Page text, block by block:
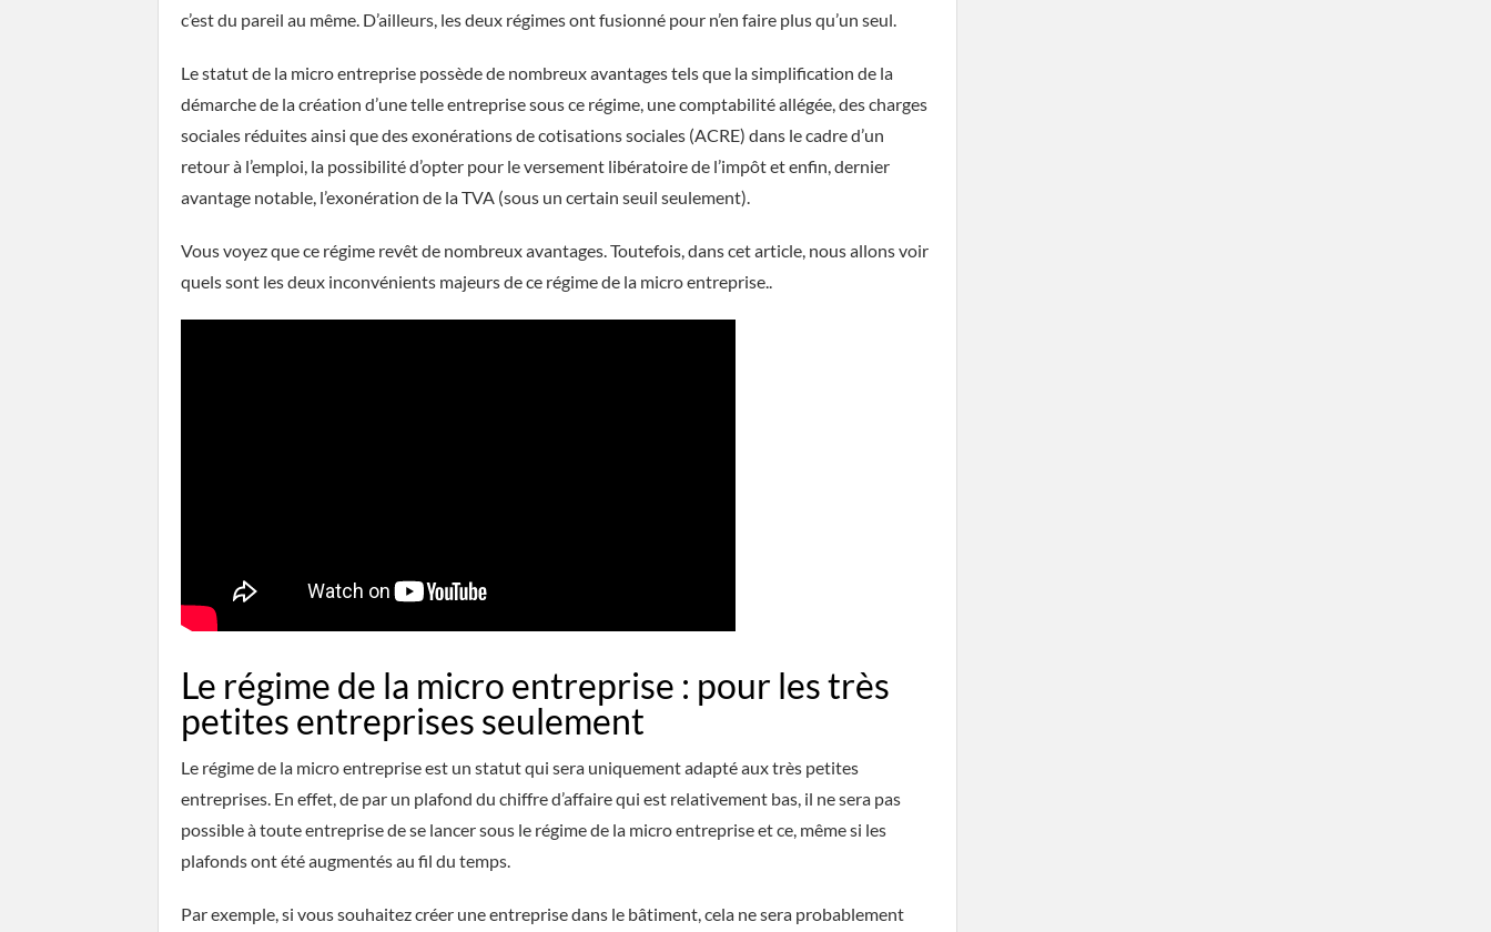
c’est du pareil au même. D’ailleurs, les deux régimes ont fusionné pour n’en faire plus qu’un seul.
Le statut de la micro entreprise possède de nombreux avantages tels que la simplification de la
démarche de la création d’une telle entreprise sous ce régime, une comptabilité allégée, des charges
sociales réduites ainsi que des exonérations de cotisations sociales (ACRE) dans le cadre d’un
retour à l’emploi, la possibilité d’opter pour le versement libératoire de l’impôt et enfin, dernier
avantage notable, l’exonération de la TVA (sous un certain seuil seulement).
Vous voyez que ce régime revêt de nombreux avantages. Toutefois, dans cet article, nous allons voir
quels sont les deux inconvénients majeurs de ce régime de la micro entreprise..
Le régime de la micro entreprise : pour les très
petites entreprises seulement
Le régime de la micro entreprise est un statut qui sera uniquement adapté aux très petites
entreprises. En effet, de par un plafond du chiffre d’affaire qui est relativement bas, il ne sera pas
possible à toute entreprise de se lancer sous le régime de la micro entreprise et ce, même si les
plafonds ont été augmentés au fil du temps.
Par exemple, si vous souhaitez créer une entreprise dans le bâtiment, cela ne sera probablement